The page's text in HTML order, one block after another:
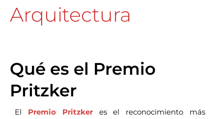
Arquitectura
Qué es el Premio
Pritzker
El Premio Pritzkeres el reconocimiento más